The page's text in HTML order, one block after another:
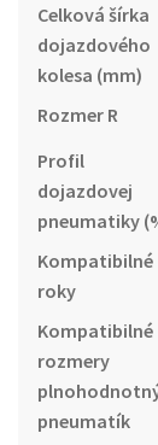
Celková šírka
dojazdového
kolesa (mm)
Rozmer R
Profil
dojazdovej
pneumatiky
Kompatibilné
roky
Kompatibilné
rozmery
pneumatík